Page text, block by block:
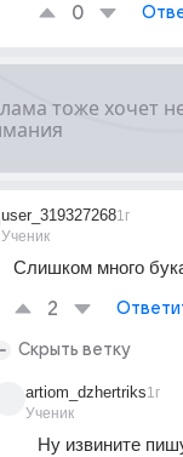
0
user_319327268
Ученик
1г
Слишком много
2
Скрыть ветку
artiom_dzhertriks
Ученик
1г
Ну извините